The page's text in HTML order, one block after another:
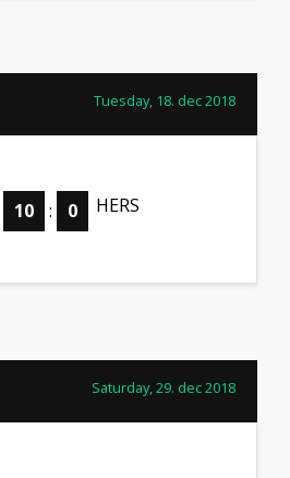
Tuesday, 18. dec 2018
10 : 0 HERS
Saturday, 29. dec 2018